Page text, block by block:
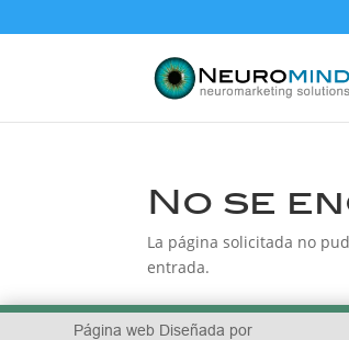
No se
La página solicitada no
entrada.
Página web Diseñada por